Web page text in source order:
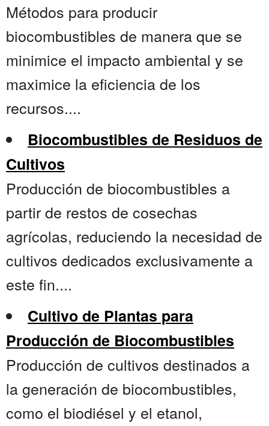
Métodos para producir
biocombustibles de manera que se
minimice el impacto ambiental y se
maximice la eficiencia de los
recursos....
Biocombustibles de Residuos de
Cultivos
Producción de biocombustibles a
partir de restos de cosechas
agrícolas, reduciendo la necesidad de
cultivos dedicados exclusivamente a
este fin....
Cultivo de Plantas para
Producción de Biocombustibles
Producción de cultivos destinados a
la generación de biocombustibles,
como el biodiésel y el etanol,